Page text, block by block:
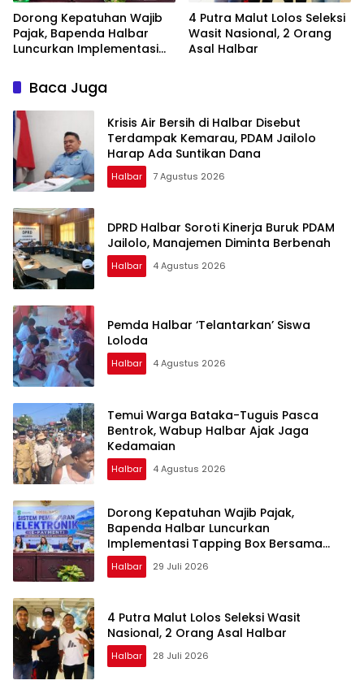
Dorong Kepatuhan Wajib
Pajak, Bapenda Halbar
Luncurkan Implementasi
Bank Maluku-Malut
4 Putra Malut Lolos Seleksi
Wasit Nasional, 2 Orang
Asal Halbar
Baca Juga
Krisis Air Bersih di Halbar Disebut
Terdampak Kemarau, PDAM Jailolo
Harap Ada Suntikan Dana
Halbar 7 Agustus 2026
DPRD Halbar Soroti Kinerja Buruk PDAM
Jailolo, Manajemen Diminta Berbenah
Halbar 4 Agustus 2026
Pemda Halbar ‘Telantarkan’ Siswa
Loloda
Halbar 4 Agustus 2026
Temui Warga Bataka-Tuguis Pasca
Bentrok, Wabup Halbar Ajak Jaga
Kedamaian
Halbar 4 Agustus 2026
Dorong Kepatuhan Wajib Pajak,
Bapenda Halbar Luncurkan
Implementasi Tapping Box Bersama
Bank Maluku-Malut
Halbar 29 Juli 2026
4 Putra Malut Lolos Seleksi Wasit
Nasional, 2 Orang Asal Halbar
Halbar 28 Juli 2026